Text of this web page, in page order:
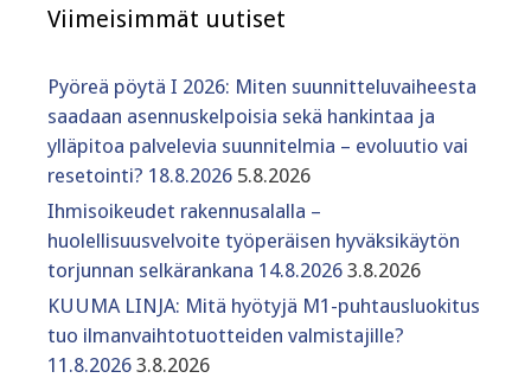
Viimeisimmät uutiset
Pyöreä pöytä I 2026: Miten suunnitteluvaiheesta
saadaan asennuskelpoisia sekä hankintaa ja
ylläpitoa palvelevia suunnitelmia – evoluutio vai
resetointi? 18.8.2026 5.8.2026
Ihmisoikeudet rakennusalalla –
huolellisuusvelvoite työperäisen hyväksikäytön
torjunnan selkärankana 14.8.2026 3.8.2026
KUUMA LINJA: Mitä hyötyjä M1-puhtausluokitus
tuo ilmanvaihtotuotteiden valmistajille?
11.8.2026 3.8.2026